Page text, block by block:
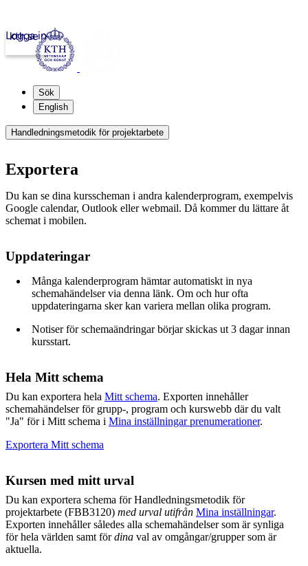
kth.se
Logga in
Sök
English
Handledningsmetodik för projektarbete
Exportera
Du kan se dina kursscheman i andra kalenderprogram, exempelvis
Google calendar, Outlook eller webmail. Då kommer du lättare åt
schemat i mobilen.
Uppdateringar
Många kalenderprogram hämtar automatiskt in nya
schemahändelser via denna länk. Om och hur ofta
uppdateringarna sker kan variera mellan olika program.
Notiser för schemaändringar börjar skickas ut 3 dagar innan
kursstart.
Hela Mitt schema
Du kan exportera hela Mitt schema. Exporten innehåller
schemahändelser för grupp-, program och kurswebb där du valt
"Ja" för i Mitt schema i Mina inställningar prenumerationer.
Exportera Mitt schema
Kursen med mitt urval
Du kan exportera schema för Handledningsmetodik för
projektarbete (FBB3120) med urval utifrån Mina inställningar.
Exporten innehåller således alla schemahändelser som är synliga
för hela världen samt fördina val av omgångar/grupper som är
aktuella.